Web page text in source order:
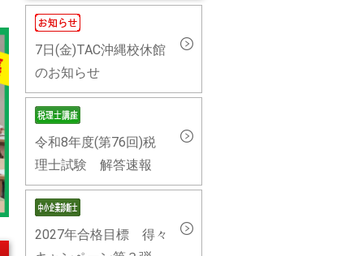
7日(金)TAC沖縄校休館
のお知らせ
令和8年度(第76回)税
理士試験 解答速報
2027年合格目標 得々